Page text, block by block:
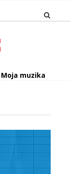
Moja muzika